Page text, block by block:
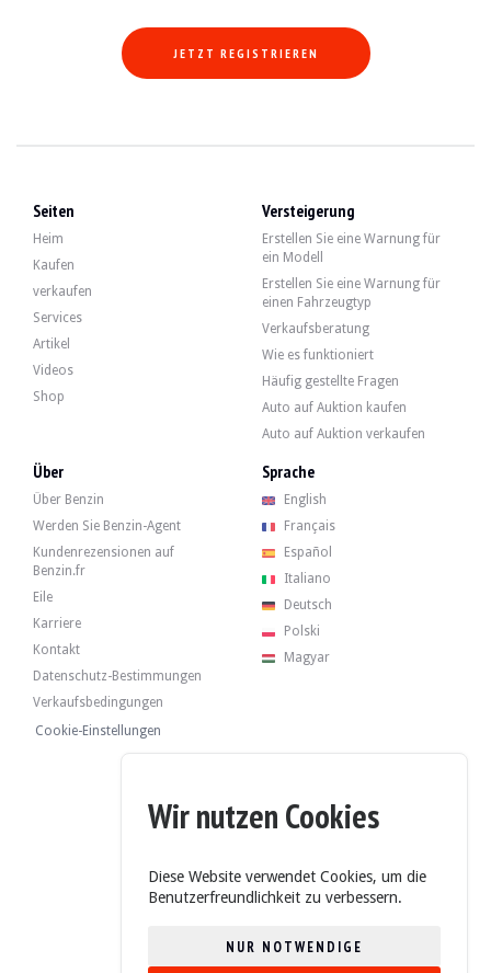
JETZT REGISTRIEREN
Seiten
Heim
Kaufen
verkaufen
Services
Artikel
Videos
Shop
Versteigerung
Erstellen Sie eine Warnung für
ein Modell
Erstellen Sie eine Warnung für
einen Fahrzeugtyp
Verkaufsberatung
Wie es funktioniert
Häufig gestellte Fragen
Auto auf Auktion kaufen
Auto auf Auktion verkaufen
Über
Über Benzin
Werden Sie Benzin-Agent
Kundenrezensionen auf
Benzin.fr
Eile
Karriere
Kontakt
Datenschutz-Bestimmungen
Verkaufsbedingungen
Cookie-Einstellungen
Sprache
English
Français
Español
Italiano
Deutsch
Polski
Magyar
Wir nutzen Cookies
Diese Website verwendet Cookies, um die
Benutzerfreundlichkeit zu verbessern.
NUR NOTWENDIGE